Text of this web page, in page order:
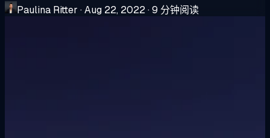
Paulina Ritter ·Aug 22, 2022·9 分钟阅读